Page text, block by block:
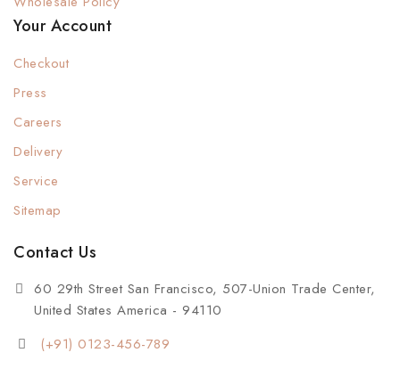
Your Account
Checkout
Press
Careers
Delivery
Service
Sitemap
Contact Us
60 29th Street San Francisco, 507-Union Trade Center,
United States America - 94110
(+91) 0123-456-789